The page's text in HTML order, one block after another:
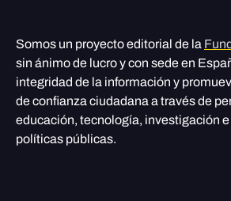
Somos un proyecto editorial de la
sin ánimo de lucro y con sede en
integridad de la información y
de confianza ciudadana a través de
educación, tecnología, investigación
políticas públicas.